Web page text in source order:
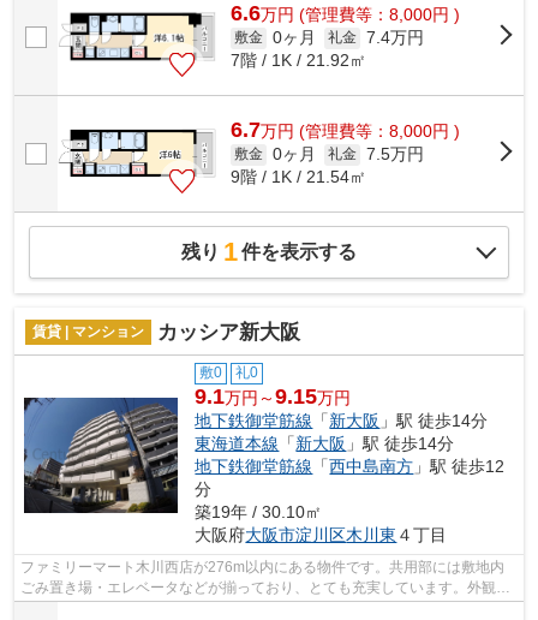
6.6万円 (管理費等：8,000円 )
敷金 0ヶ月 礼金 7.4万円
7階 / 1K / 21.92㎡
6.7万円 (管理費等：8,000円 )
敷金 0ヶ月 礼金 7.5万円
9階 / 1K / 21.54㎡
残り 1件を表示する
賃貸 | マンション カッシア新大阪
敷0 礼0
9.1万円～9.15万円
地下鉄御堂筋線 「新大阪 」駅 徒歩14分
東海道本線 「新大阪 」駅 徒歩14分
地下鉄御堂筋線 「西中島南方 」駅 徒歩12
分
築19年 / 30.10㎡
大阪府大阪市淀川区木川東 ４丁目
ファミリーマート木川西店が276m以内にある物件です。共用部には敷地内
ごみ置き場・エレベータなどが揃っており、とても充実しています。外観タ